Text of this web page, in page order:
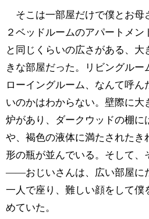
そこは一部屋だけで僕とお母
２ベッドルームのアパートメン
と同じくらいの広さがある、大
きな部屋だった。リビングルー
ローイングルーム、なんて呼ん
いのかはわからない。壁際に大
炉があり、ダークウッドの棚に
や、褐色の液体に満たされたき
形の瓶が並んでいる。そして、
――おじいさんは、広い部屋に
一人で座り、難しい顔をして僕
めていた。